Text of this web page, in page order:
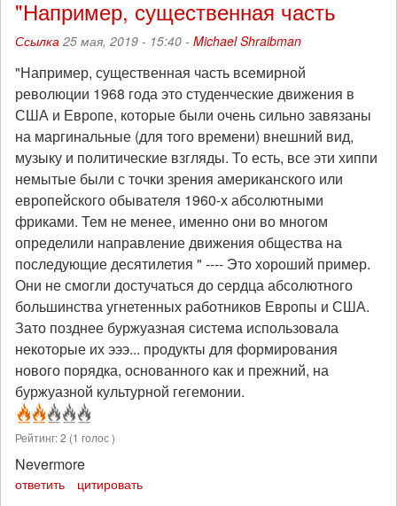
"Например, существенная часть
Ссылка 25 мая, 2019 - 15:40 - Michael Shraibman
"Например, существенная часть всемирной
революции 1968 года это студенческие движения в
США и Европе, которые были очень сильно завязаны
на маргинальные (для того времени) внешний вид,
музыку и политические взгляды. То есть, все эти хиппи
немытые были с точки зрения американского или
европейского обывателя 1960-х абсолютными
фриками. Тем не менее, именно они во многом
определили направление движения общества на
последующие десятилетия " ---- Это хороший пример.
Они не смогли достучаться до сердца абсолютного
большинства угнетенных работников Европы и США.
Зато позднее буржуазная система использовала
некоторые их эээ... продукты для формирования
нового порядка, основанного как и прежний, на
буржуазной культурной гегемонии.
Рейтинг:2 (1 голос )
Nevermore
ответить цитировать